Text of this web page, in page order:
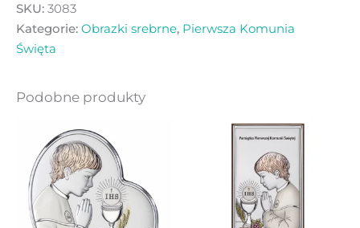
SKU: 3083
Kategorie: Obrazki srebrne, Pierwsza Komunia
Święta
Podobne produkty
272,00 zł
wiele
wariantów.